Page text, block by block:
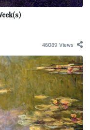
46089 Views